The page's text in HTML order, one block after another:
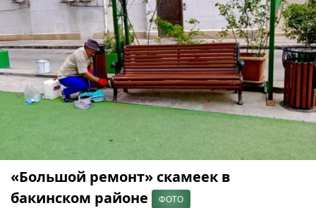
«Большой ремонт» скамеек в
бакинском районе
ФОТО